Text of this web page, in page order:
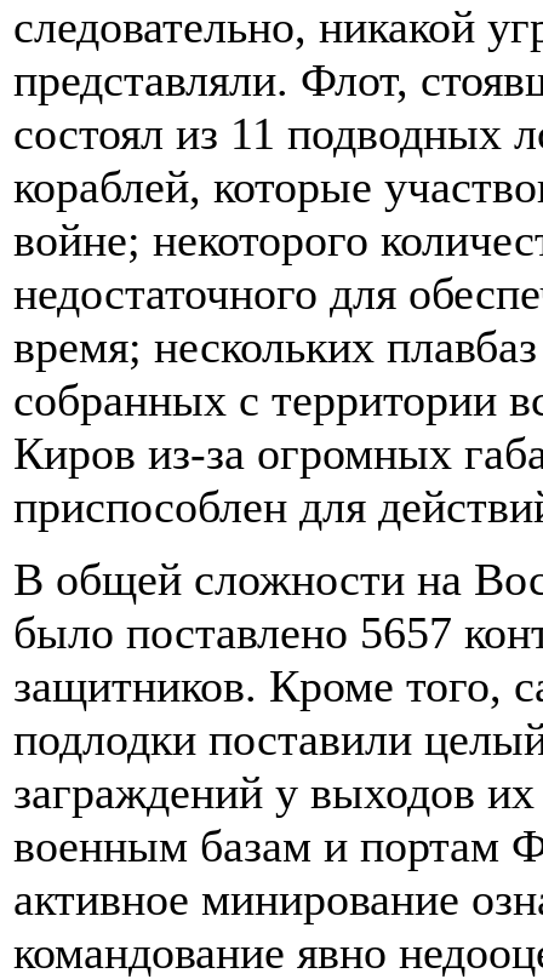
следовательно, никакой
представляли. Флот,
состоял из 11 подводных
кораблей, которые
войне; некоторого
недостаточного для
время; нескольких
собранных с территории
Киров из-за огромных
приспособлен для
В общей сложности на
было поставлено 5657
защитников. Кроме того,
подлодки поставили
заграждений у выходов
военным базам и портам
активное минирование
командование явно